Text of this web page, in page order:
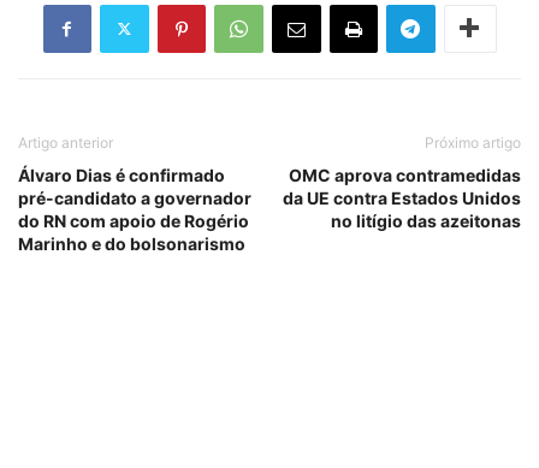
Artigo anterior
Álvaro Dias é confirmado
pré-candidato a governador
do RN com apoio de Rogério
Marinho e do bolsonarismo
Próximo artigo
OMC aprova contramedidas
da UE contra Estados Unidos
no litígio das azeitonas